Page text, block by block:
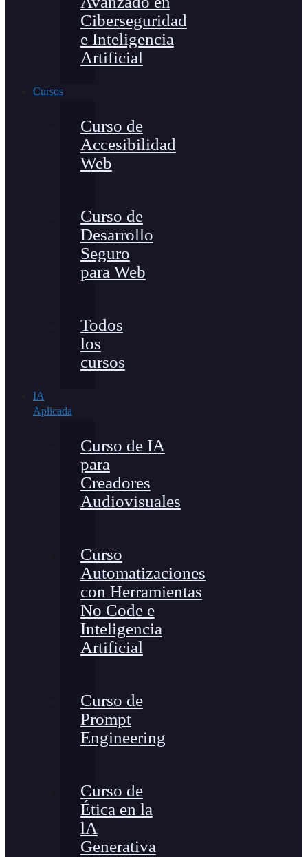
Ciberseguridad
e Inteligencia
Artificial
Cursos
Curso de
Accesibilidad
Web
Curso de
Desarrollo
Seguro
para Web
Todos
los
cursos
IA
Aplicada
Curso de IA
para
Creadores
Audiovisuales
Curso
Automatizaciones
con Herramientas
No Code e
Inteligencia
Artificial
Curso de
Prompt
Engineering
Curso de
Ética en la
lA
Generativa